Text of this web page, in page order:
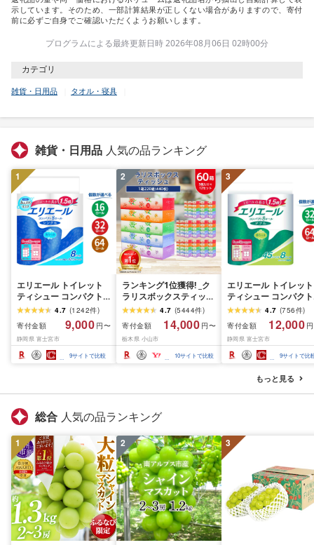
示しています。そのため、一部計算結果が正しくない場合がありますので、寄付
前に必ずご自身でご確認いただくようお願いします。
プログラムによる最終更新日時 2026年08月06日 02時00分
カテゴリ
雑貨・日用品 タオル・寝具
雑貨・日用品 人気の品ランキング
1
エリエール トイレット
ティシュー コンパクト
シングル [個数が選べ
る:16・32・64 ロール]
1.5倍巻 82.5m トイレッ
トペーパー シングル パ
ルプ100% 香りつき 日用
品 消耗品 備蓄 ふるさと
4.7 (1242件)
寄付金額
9,000 円〜
静岡県 富士宮市
9サイトで比較
2
ランキング1位獲得! _ク
ラリスボックスティッシ
ュ60箱(1箱220組(440
枚))(5個入り×12セット)_
ティッシュ ティッシュ
ペーパー 日用品 常備品
生活用品 まとめ買い [配
送不可地域:離島・沖縄
4.7 (5444件)
寄付金額
14,000 円〜
栃木県 小山市
10サイトで比較
3
エリエール トイレット
ティシュー コンパクト
ダブル [選べるロール
数:32・64 ロール] 1.5
巻 45m トイレットペ
パー ダブル パルプ
香りつき 日用品 消耗
備蓄 ふるさと納税 ふ
さと 送料無料 静岡県
4.7 (756件)
寄付金額
12,000
静岡県 富士宮市
9サイトで比
もっと見る
総合 人気の品ランキング
1 2 3